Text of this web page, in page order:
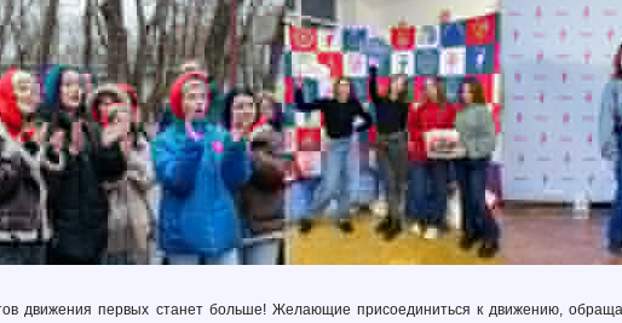
движения первых станет больше! Желающие присоединиться к движению,